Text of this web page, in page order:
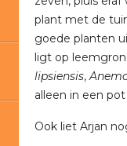
plant met de
goede planten
ligt op
lipsiensis,
alleen in een
Ook liet Arjan